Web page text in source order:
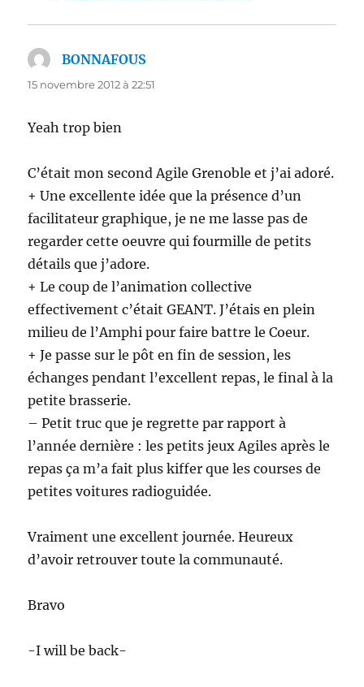
BONNAFOUS
15 novembre 2012 à 22:51
Yeah trop bien
C’était mon second Agile Grenoble et j’ai adoré.
+ Une excellente idée que la présence d’un
facilitateur graphique, je ne me lasse pas de
regarder cette oeuvre qui fourmille de petits
détails que j’adore.
+ Le coup de l’animation collective
effectivement c’était GEANT. J’étais en plein
milieu de l’Amphi pour faire battre le Coeur.
+ Je passe sur le pôt en fin de session, les
échanges pendant l’excellent repas, le final à la
petite brasserie.
– Petit truc que je regrette par rapport à
l’année dernière : les petits jeux Agiles après le
repas ça m’a fait plus kiffer que les courses de
petites voitures radioguidée.
Vraiment une excellent journée. Heureux
d’avoir retrouver toute la communauté.
Bravo
-I will be back-